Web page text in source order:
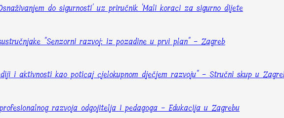
do sigurnosti' uz priručnik 'Mali koraci za sigurno dijete
"Senzorni razvoj: iz pozadine u prvi plan" - Zagreb
i aktivnosti kao poticaj cjelokupnom dječjem razvoju" - Stručni skup u
razvoja odgojitelja i pedagoga - Edukacija u Zagrebu